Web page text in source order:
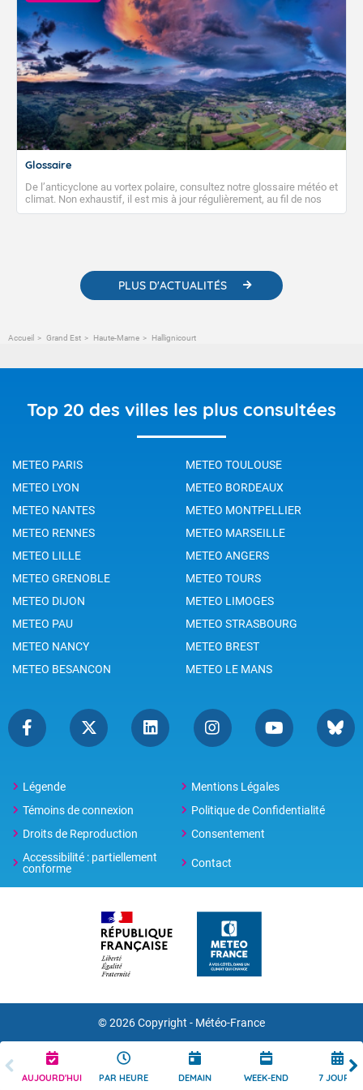
AUJOURD'HUI PAR HEURE DEMAIN WEEK-END 7 JOURS
Glossaire
De l’anticyclone au vortex polaire, consultez notre glossaire météo et
climat. Non exhaustif, il est mis à jour régulièrement, au fil de nos
publications. Vous y trouverez également des liens utiles vers nos
PLUS D'ACTUALITÉS
Accueil Grand Est Haute-Marne Hallignicourt
Top 20 des villes les plus consultées
METEO PARIS
METEO TOULOUSE
METEO LYON
METEO BORDEAUX
METEO NANTES
METEO MONTPELLIER
METEO RENNES
METEO MARSEILLE
METEO LILLE
METEO ANGERS
METEO GRENOBLE
METEO TOURS
METEO DIJON
METEO LIMOGES
METEO PAU
METEO STRASBOURG
METEO NANCY
METEO BREST
METEO BESANCON
METEO LE MANS
Légende
Mentions Légales
Témoins de connexion
Politique de Confidentialité
Droits de Reproduction
Consentement
Accessibilité : partiellement
conforme
Contact
© 2026 Copyright - Météo-France